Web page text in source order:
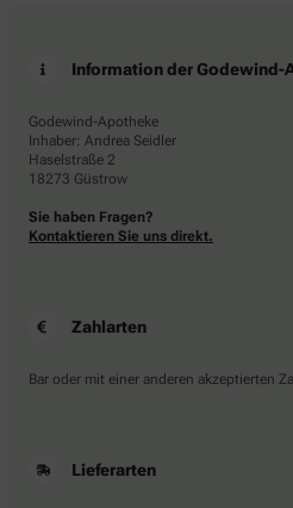
Information der Godewind-
Godewind-Apotheke
Inhaber: Andrea Seidler
Haselstraße 2
18273 Güstrow
Sie haben Fragen?
Kontaktieren Sie uns direkt.
Zahlarten
Bar oder mit einer anderen akzeptierten
Lieferarten